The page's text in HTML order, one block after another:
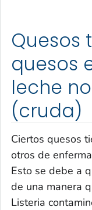
Quesos
quesos
leche
(cruda)
Ciertos quesos
otros de
Esto se debe a
de una manera
Listeria